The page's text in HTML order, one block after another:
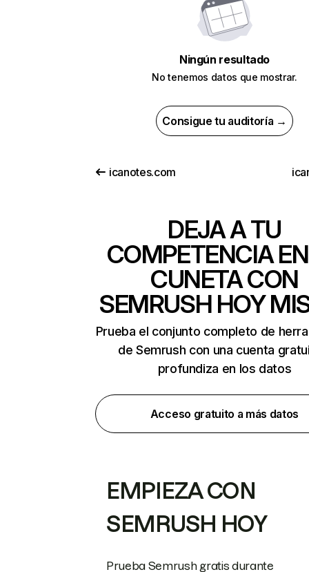
Ningún resultado
No tenemos datos que mostrar.
Consigue tu auditoría →
icanotes.com
DEJA A TU
COMPETENCIA
CUNETA CON
SEMRUSH HOY
Prueba el conjunto completo de
de Semrush con una cuenta
profundiza en los datos
Acceso gratuito a más datos
EMPIEZA CON
SEMRUSH HOY
Prueba Semrush gratis durante